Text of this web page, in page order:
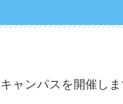
ャンパスを開催しま